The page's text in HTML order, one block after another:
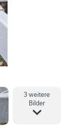
3 weitere
Bilder